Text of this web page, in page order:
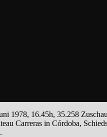
1978, 16.45h, 35.258
Carreras in Córdoba,